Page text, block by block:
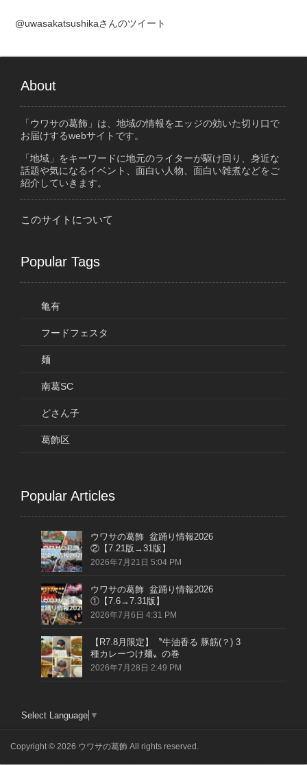
@uwasakatsushikaさんのツイート
About
「ウワサの葛飾」は、地域の情報をエッジの効いた切り口で
お届けするwebサイトです。
「地域」をキーワードに地元のライターが駆け回り、身近な
話題や気になるイベント、面白い人物、面白い雑煮などをご
紹介していきます。
このサイトについて
Popular Tags
亀有
フードフェスタ
麺
南葛SC
どさん子
葛飾区
Popular Articles
ウワサの葛飾 盆踊り情報2026
②【7.21版→31版】
2026年7月21日 5:04 PM
ウワサの葛飾 盆踊り情報2026
①【7.6→7.31版】
2026年7月6日 4:31 PM
【R7.8月限定】〝牛油香る 豚筋(？) 3
種カレーつけ麺〟の巻
2026年7月28日 2:49 PM
Select Language ▼
Copyright © 2026 ウワサの葛飾 All rights reserved.